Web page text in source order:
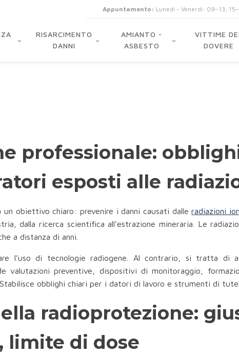
Appuntamento: Lunedi - Venerdi: 09–13,
RISARCIMENTO
DANNI
AMIANTO -
ASBESTO
VITTIME
DOVERE
professionale:
esposti alle
un obiettivo chiaro: prevenire i danni causati dalleradiazioni
dalla ricerca scientifica all’estrazione mineraria. Le
a distanza di anni.
l’uso di tecnologie radiogene. Al contrario, si tratta di
valutazioni preventive, dispositivi di monitoraggio,
obblighi chiari per i datori di lavoro e strumenti di
radioprotezione:
limite di dose